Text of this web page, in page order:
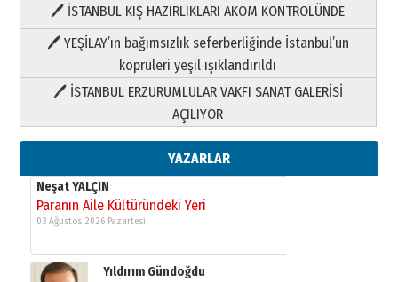
🖊 İSTANBUL KIŞ HAZIRLIKLARI AKOM KONTROLÜNDE
🖊 YEŞİLAY’ın bağımsızlık seferberliğinde İstanbul’un
köprüleri yeşil ışıklandırıldı
🖊 İSTANBUL ERZURUMLULAR VAKFI SANAT GALERİSİ
AÇILIYOR
YAZARLAR
Yıldırım Gündoğdu
HAVVA’NIN ÜÇ KIZI
09 Temmuz 2026 Perşembe
Yusuf POLAT
Şampiyonluk Sebahattin Şirin’e
11 Mayıs 2026 Pazartesi
Neşat YALÇIN
Paranın Aile Kültüründeki Yeri
03 Ağustos 2026 Pazartesi
Yıldırım Gündoğdu